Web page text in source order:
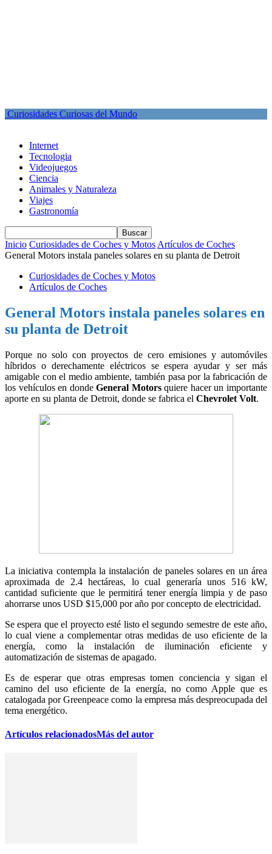
Curiosidades Curiosas del Mundo
Internet
Tecnologia
Videojuegos
Ciencia
Animales y Naturaleza
Viajes
Gastronomía
Inicio Curiosidades de Coches y Motos Artículos de Coches
General Motors instala paneles solares en su planta de Detroit
Curiosidades de Coches y Motos
Artículos de Coches
General Motors instala paneles solares en
su planta de Detroit
Porque no solo con proyectos de cero emisiones y automóviles
híbridos o derechamente eléctricos se espera ayudar y ser más
amigable con el medio ambiente, también pasa por la fabricación de
los vehículos en dondeGeneral Motorsquiere hacer un importante
aporte en su planta de Detroit, donde se fabrica el Chevrolet Volt.
La iniciativa contempla la instalación de paneles solares en un área
aproximada de 2.4 hectáreas, lo cual generaría unos 516 kW,
cantidad suficiente que le permitirá tener energía limpia y de paso
ahorrarse unos USD $15,000 por año por concepto de electricidad.
Se espera que el proyecto esté listo el segundo semestre de este año,
lo cual viene a complementar otras medidas de uso eficiente de la
energía, como la instalación de iluminación eficiente y
automatización de sistemas de apagado.
Es de esperar que otras empresas tomen conciencia y sigan el
camino del uso eficiente de la energía, no como Apple que es
catalogada por Greenpeace como la empresa más despreocupada del
tema energético.
Artículos relacionadosMás del autor